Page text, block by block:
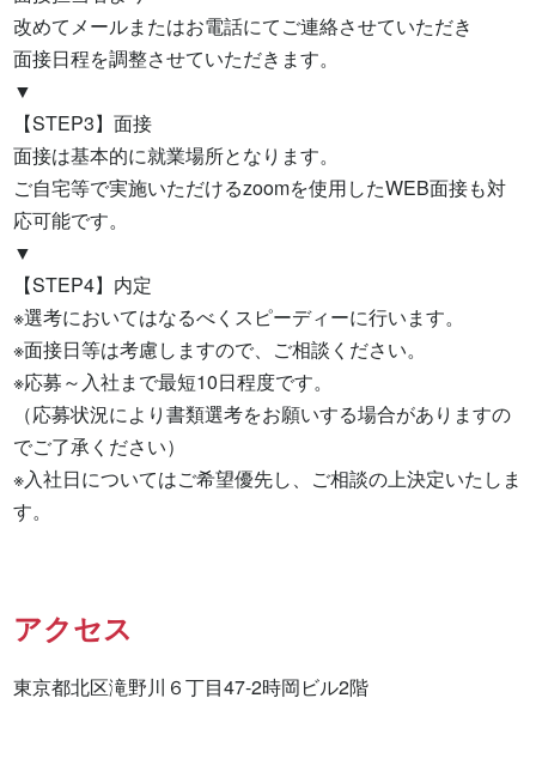
改めてメールまたはお電話にてご連絡させていただき
面接日程を調整させていただきます。
▼
【STEP3】面接
面接は基本的に就業場所となります。
ご自宅等で実施いただけるzoomを使用したWEB面接も対
応可能です。
▼
【STEP4】内定
※選考においてはなるべくスピーディーに行います。
※面接日等は考慮しますので、ご相談ください。
※応募～入社まで最短10日程度です。
（応募状況により書類選考をお願いする場合がありますの
でご了承ください）
※入社日についてはご希望優先し、ご相談の上決定いたしま
す。
アクセス
東京都北区滝野川６丁目47-2時岡ビル2階